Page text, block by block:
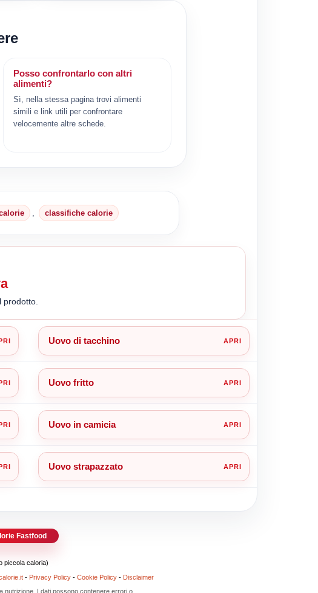
Posso confrontarlo con altri
alimenti?
Sì, nella stessa pagina trovi alimenti
simili e link utili per confrontare
velocemente altre schede.
classifiche calorie
Uovo di tacchino
Uovo fritto
Uovo in camicia
Uovo strapazzato
Fastfood
piccola caloria)
- Privacy Policy- Cookie Policy- Disclaimer
nutrizione. I dati possono contenere errori o